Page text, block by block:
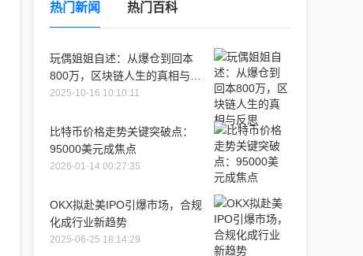
热门新闻 热门百科
玩偶姐姐自述：从爆仓到回本
800万，区块链人生的真相与反
思
2025-10-16 10:10:11
比特币价格走势关键突破点：
95000美元成焦点
2026-01-14 00:27:35
OKX拟赴美IPO引爆市场，合规
化成行业新趋势
2025-06-25 18:14:29